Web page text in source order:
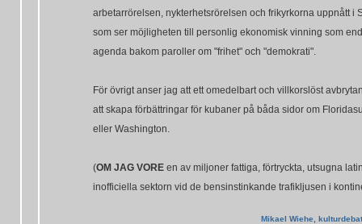
arbetarrörelsen, nykterhetsrörelsen och frikyrkorna uppnått
som ser möjligheten till personlig ekonomisk vinning som
agenda bakom paroller om "frihet" och "demokrati".
För övrigt anser jag att ett omedelbart och villkorslöst
att skapa förbättringar för kubaner på båda sidor om
eller Washington.
(OM JAG VORE en av miljoner fattiga, förtryckta, utsugna
inofficiella sektorn vid de bensinstinkande trafikljusen i
Mikael Wiehe,